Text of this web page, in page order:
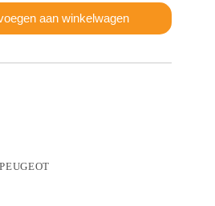
aan winkelwagen
PEUGEOT